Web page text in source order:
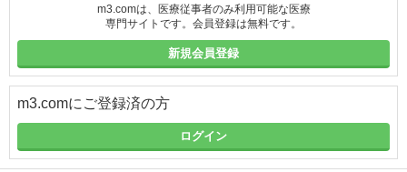
m3.comは、医療従事者のみ利用可能な医療
専門サイトです。会員登録は無料です。
新規会員登録
m3.comにご登録済の方
ログイン